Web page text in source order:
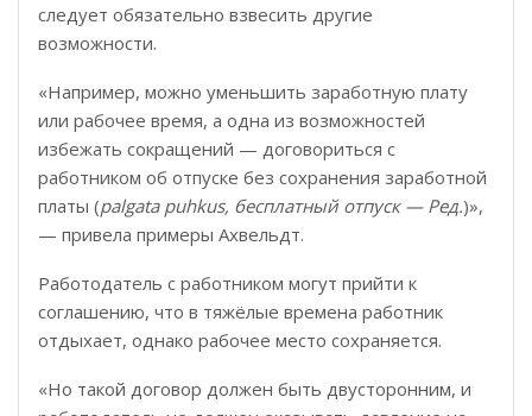
следует обязательно взвесить другие
возможности.
«Например, можно уменьшить заработную плату
или рабочее время, а одна из возможностей
избежать сокращений — договориться с
работником об отпуске без сохранения заработной
платы (palgata puhkus, бесплатный отпуск — Ред.)»,
— привела примеры Ахвельдт.
Работодатель с работником могут прийти к
соглашению, что в тяжёлые времена работник
отдыхает, однако рабочее место сохраняется.
«Но такой договор должен быть двусторонним, и